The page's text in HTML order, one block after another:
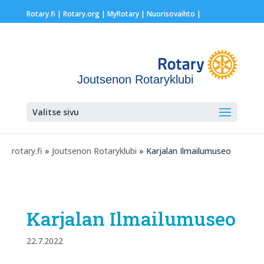
Rotary.fi | Rotary.org| MyRotary | Nuorisovaihto |
Joutsenon Rotaryklubi
Valitse sivu
rotary.fi » Joutsenon Rotaryklubi » Karjalan Ilmailumuseo
Karjalan Ilmailumuseo
22.7.2022